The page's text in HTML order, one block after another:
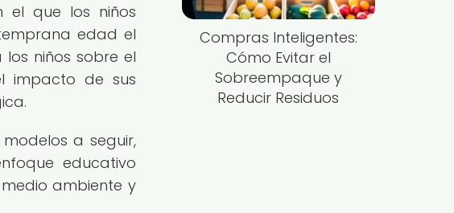
el que los niños
edad el
niños sobre el
impacto de sus
a seguir,
educativo
ambiente y
Compras Inteligentes:
Cómo Evitar el
Sobreempaque y
Reducir Residuos